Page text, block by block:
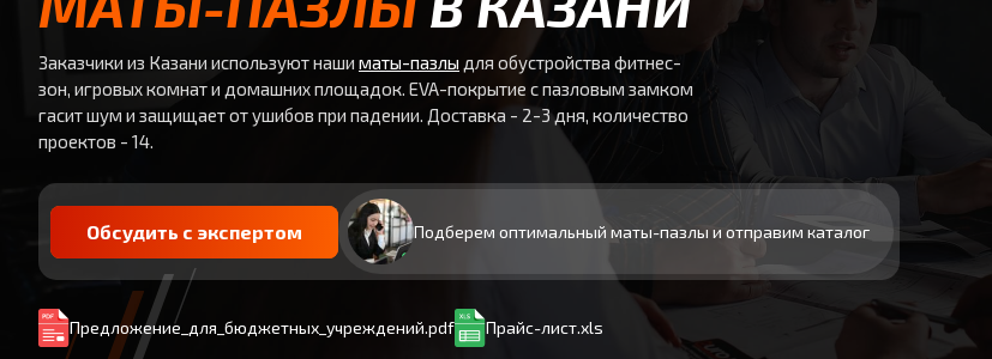
Заказчики из Казани используют наши маты-пазлы для обустройства фитнес-
зон, игровых комнат и домашних площадок. EVA-покрытие с пазловым замком
гасит шум и защищает от ушибов при падении. Доставка - 2-3 дня, количество
проектов - 14.
Обсудить с экспертом Подберем оптимальный маты-пазлы и отправим каталог
Предложение_для_бюджетных_учреждений.pdf Прайс-лист.xls